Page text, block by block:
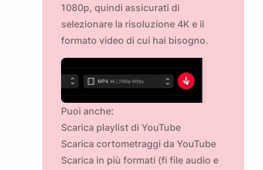
1080p, quindi assicurati di
selezionare la risoluzione 4K e il
formato video di cui hai bisogno.
Puoi anche:
Scarica playlist di YouTube
Scarica cortometraggi da YouTube
Scarica in più formati (fi file audio e